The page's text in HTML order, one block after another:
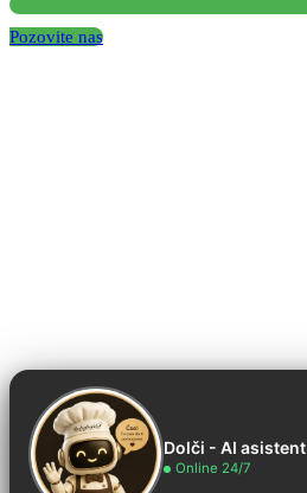
Dolči - AI asistent
Online 24/7
Pozovite nas